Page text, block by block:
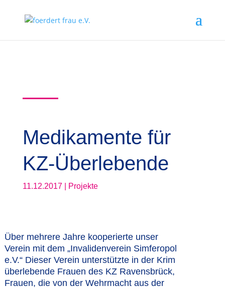
Medikamente für
KZ-Überlebende
11.12.2017| Projekte
Über mehrere Jahre kooperierte unser
Verein mit dem „Invalidenverein Simferopol
e.V.“ Dieser Verein unterstützte in der Krim
überlebende Frauen des KZ Ravensbrück,
Frauen, die von der Wehrmacht aus der